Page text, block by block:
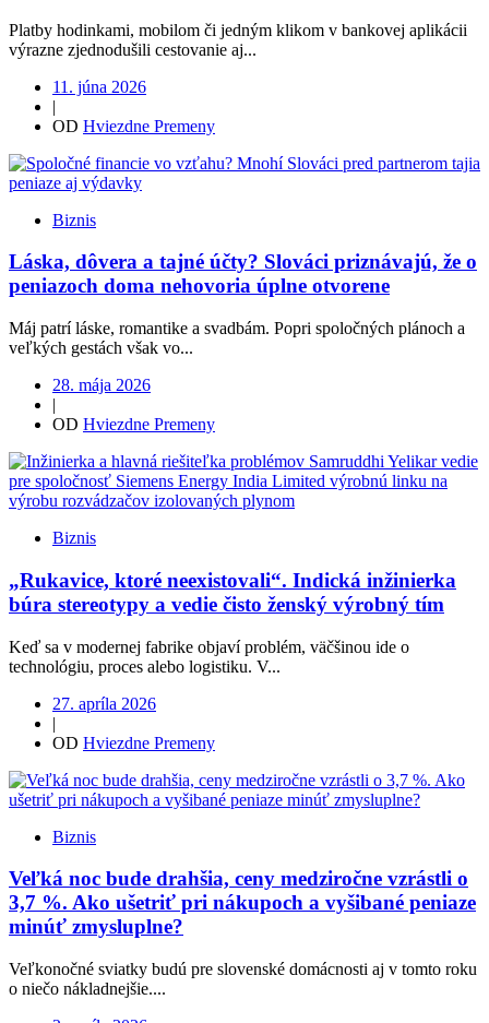
Platby hodinkami, mobilom či jedným klikom v bankovej aplikácii
výrazne zjednodušili cestovanie aj...
11. júna 2026
|
OD Hviezdne Premeny
Biznis
Láska, dôvera a tajné účty? Slováci priznávajú, že o
peniazoch doma nehovoria úplne otvorene
Máj patrí láske, romantike a svadbám. Popri spoločných plánoch a
veľkých gestách však vo...
28. mája 2026
|
OD Hviezdne Premeny
Biznis
„Rukavice, ktoré neexistovali“. Indická inžinierka
búra stereotypy a vedie čisto ženský výrobný tím
Keď sa v modernej fabrike objaví problém, väčšinou ide o
technológiu, proces alebo logistiku. V...
27. apríla 2026
|
OD Hviezdne Premeny
Biznis
Veľká noc bude drahšia, ceny medziročne vzrástli o
3,7 %. Ako ušetriť pri nákupoch a vyšibané peniaze
minúť zmysluplne?
Veľkonočné sviatky budú pre slovenské domácnosti aj v tomto roku
o niečo nákladnejšie....